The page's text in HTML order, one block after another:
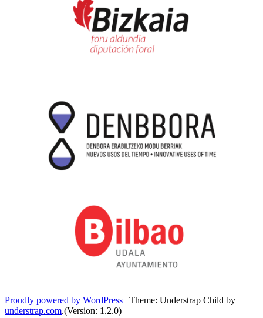
Proudly powered by WordPress | Theme: Understrap Child by
understrap.com.(Version: 1.2.0)